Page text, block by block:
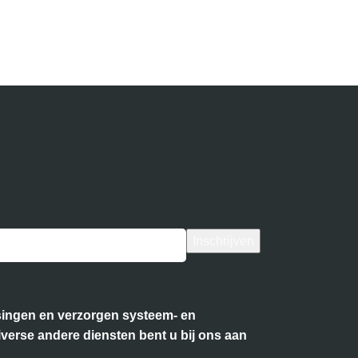
en verzorgen systeem- en
andere diensten bent u bij ons aan